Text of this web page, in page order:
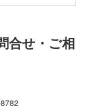
合せ・ご相